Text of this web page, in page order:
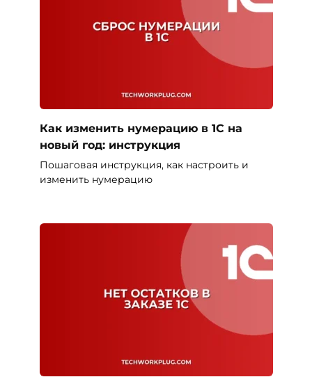
Как изменить нумерацию в 1С на
новый год: инструкция
Пошаговая инструкция, как настроить и
изменить нумерацию